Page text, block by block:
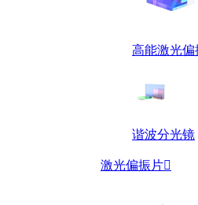
高能激光
谐波分光镜
激光偏振片